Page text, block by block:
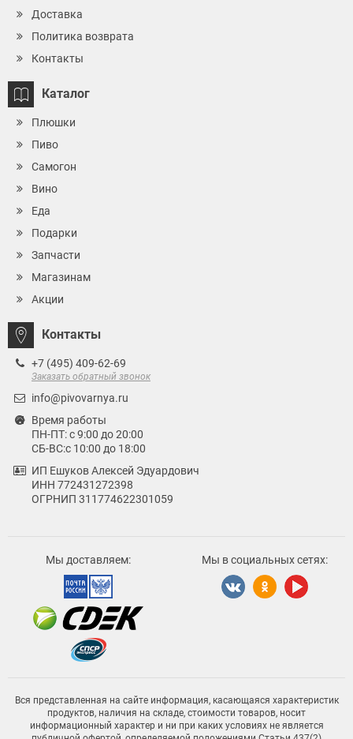
Доставка
Политика возврата
Контакты
Каталог
Плюшки
Пиво
Самогон
Вино
Еда
Подарки
Запчасти
Магазинам
Акции
Контакты
+7 (495) 409-62-69
Заказать обратный звонок
info@pivovarnya.ru
Время работы
ПН-ПТ: с 9:00 до 20:00
СБ-ВС:с 10:00 до 18:00
ИП Ешуков Алексей Эдуардович
ИНН 772431272398
ОГРНИП 311774622301059
Мы доставляем: Мы в социальных сетях:
Вся представленная на сайте информация, касающаяся характеристик
продуктов, наличия на складе, стоимости товаров, носит
информационный характер и ни при каких условиях не является